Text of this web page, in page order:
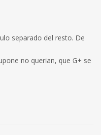
separado del resto. De
no querian, que G+ se